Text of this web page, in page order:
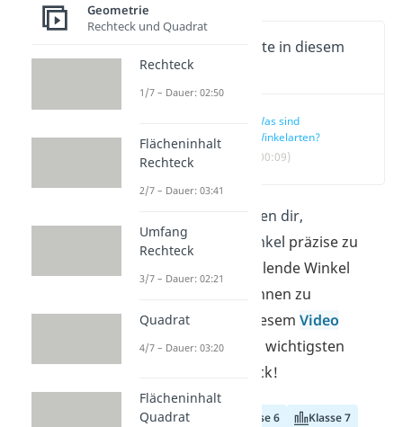
Wichtige Inhalte in diesem
Video
Was sind
Winkelarten?
(00:09)
helfen dir,
verschiedene Winkel präzise zu
zeichnen und fehlende Winkel
ohne langes Rechnen zu
bestimmen. In diesem Video
zeigen wir dir die wichtigsten
Arten im Überblick!
Klasse 5 Klasse 6 Klasse 7
Geometrie
Rechteck und Quadrat
Rechteck
1/7 – Dauer: 02:50
Flächeninhalt
Rechteck
2/7 – Dauer: 03:41
Umfang
Rechteck
3/7 – Dauer: 02:21
Quadrat
4/7 – Dauer: 03:20
Flächeninhalt
Quadrat